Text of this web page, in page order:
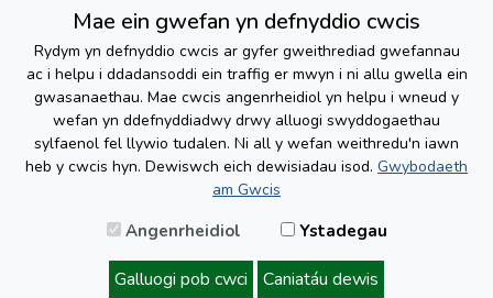
Mae ein gwefan yn defnyddio cwcis
Rydym yn defnyddio cwcis ar gyfer gweithrediad gwefannau
ac i helpu i ddadansoddi ein traffig er mwyn i ni allu gwella ein
gwasanaethau. Mae cwcis angenrheidiol yn helpu i wneud y
wefan yn ddefnyddiadwy drwy alluogi swyddogaethau
sylfaenol fel llywio tudalen. Ni all y wefan weithredu'n iawn
heb y cwcis hyn. Dewiswch eich dewisiadau isod. Gwybodaeth
am Gwcis
Angenrheidiol Ystadegau
Galluogi pob cwci Caniatáu dewis